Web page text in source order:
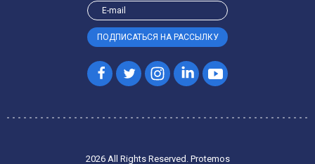
2026 All Rights Reserved. Protemos